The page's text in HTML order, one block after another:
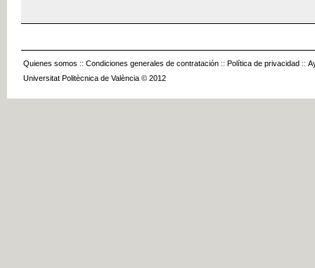
Quienes somos :: Condiciones generales de contratación :: Política de privacidad ::
Universitat Politècnica de València © 2012